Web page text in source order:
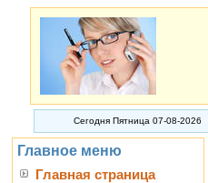
Сегодня Пятница 07-08-2026
Главное меню
Главная страница